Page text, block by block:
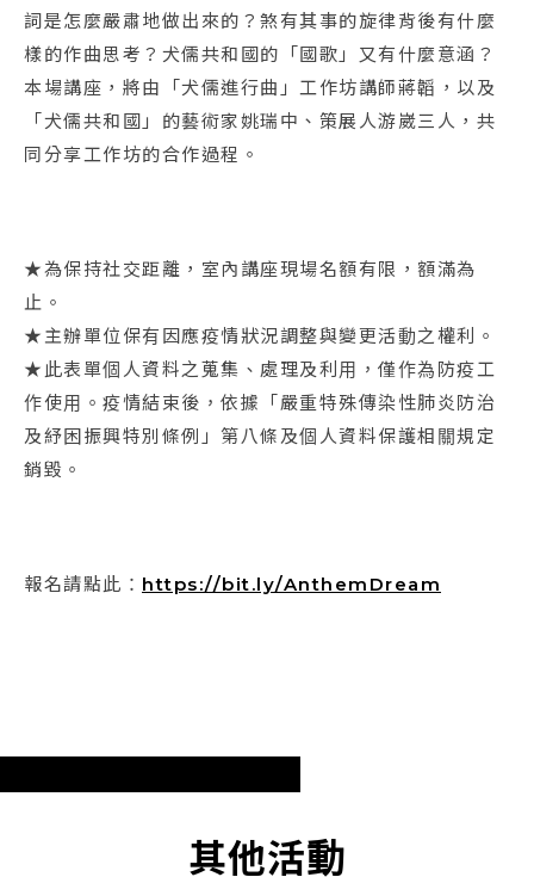
詞是怎麼嚴肅地做出來的？煞有其事的旋律背後有什麼
樣的作曲思考？犬儒共和國的「國歌」又有什麼意涵？
本場講座，將由「犬儒進行曲」工作坊講師蔣韜，以及
「犬儒共和國」的藝術家姚瑞中、策展人游崴三人，共
同分享工作坊的合作過程。
★為保持社交距離，室內講座現場名額有限，額滿為
止。
★主辦單位保有因應疫情狀況調整與變更活動之權利。
★此表單個人資料之蒐集、處理及利用，僅作為防疫工
作使用。疫情結束後，依據「嚴重特殊傳染性肺炎防治
及紓困振興特別條例」第八條及個人資料保護相關規定
銷毀。
報名請點此： https://bit.ly/AnthemDream
其他活動